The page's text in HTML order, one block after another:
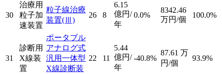
30
治療用
粒子加
速装置
粒子線治療
装置(Ⅲ)
26 8
6.15
億円/
年
0.0%
8342.46
万円/個
100.0%
31
診断用
X線装
置
ポータブル
アナログ式
汎用一体型
X線診断装
22 11
5.44
億円/
年
-40.8%
87.61 万
円/個
93.9%